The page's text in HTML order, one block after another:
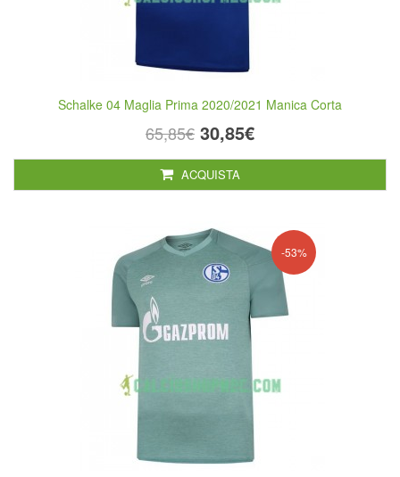
Schalke 04 Maglia Prima 2020/2021 Manica Corta
65,85€ 30,85€
ACQUISTA
-53%